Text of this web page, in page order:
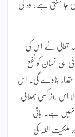
جا سکتی ہے ، وہ کی
تعالیٰ نے اس کی
انسان کو نفع
بنادے گی۔ اس
اس روز کسی بھلائی
نہیں ہے۔ باقی
ملکیت اللہ کی